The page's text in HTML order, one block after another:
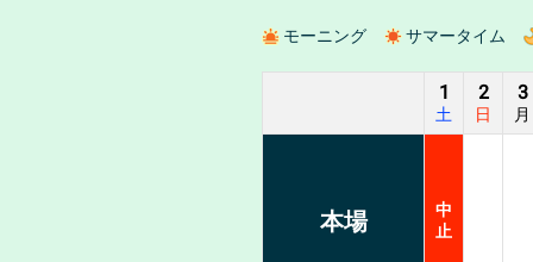
モーニング サマータイム
1
土
2
日
3
月
本場
中
止